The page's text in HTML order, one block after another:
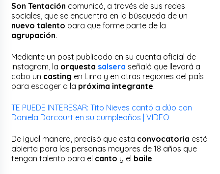
Son Tentación comunicó, a través de sus redes
sociales, que se encuentra en la búsqueda de un
nuevo talento para que forme parte de la
agrupación.
Mediante un post publicado en su cuenta oficial de
Instagram, la orquesta salsera señaló que llevará a
cabo un casting en Lima y en otras regiones del país
para escoger a la próxima integrante.
TE PUEDE INTERESAR: Tito Nieves cantó a dúo con
Daniela Darcourt en su cumpleaños | VIDEO
De igual manera, precisó que esta convocatoria está
abierta para las personas mayores de 18 años que
tengan talento para el canto y el baile.